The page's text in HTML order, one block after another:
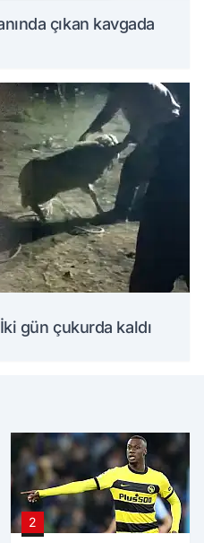
çıkan kavgada
gün çukurda kaldı
2